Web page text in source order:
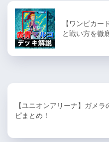
【ワンピカー
と戦い方を徹
【ユニオンアリーナ】ガメラ
ピまとめ！